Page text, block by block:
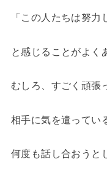
「この人たちは努力
と感じることがよく
むしろ、すごく頑張
相手に気を遣ってい
何度も話し合おうと